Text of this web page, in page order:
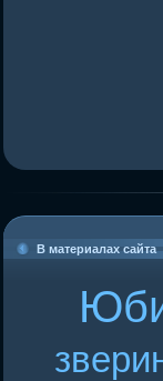
В материалах сайта